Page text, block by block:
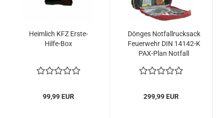
Heimlich KFZ Erste-
Hilfe-Box
99,99 EUR
Dönges Notfallrucksack
Feuerwehr DIN 14142-K
PAX-Plan Notfall
299,99 EUR